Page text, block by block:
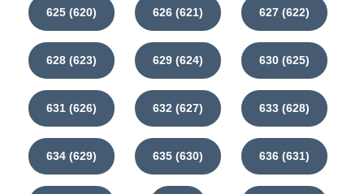
625 (620) 626 (621) 627 (622)
628 (623) 629 (624) 630 (625)
631 (626) 632 (627) 633 (628)
634 (629) 635 (630) 636 (631)